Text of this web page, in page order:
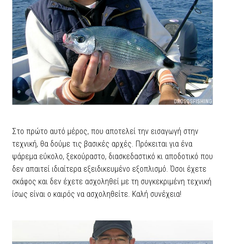
Στο πρώτο αυτό μέρος, που αποτελεί την εισαγωγή στην
τεχνική, θα δούμε τις βασικές αρχές. Πρόκειται για ένα
ψάρεμα εύκολο, ξεκούραστο, διασκεδαστικό κι αποδοτικό που
δεν απαιτεί ιδιαίτερα εξειδικευμένο εξοπλισμό. Όσοι έχετε
σκάφος και δεν έχετε ασχοληθεί με τη συγκεκριμένη τεχνική
ίσως είναι ο καιρός να ασχοληθείτε. Καλή συνέχεια!